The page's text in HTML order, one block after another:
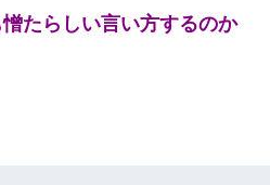
たらしい言い方するのか